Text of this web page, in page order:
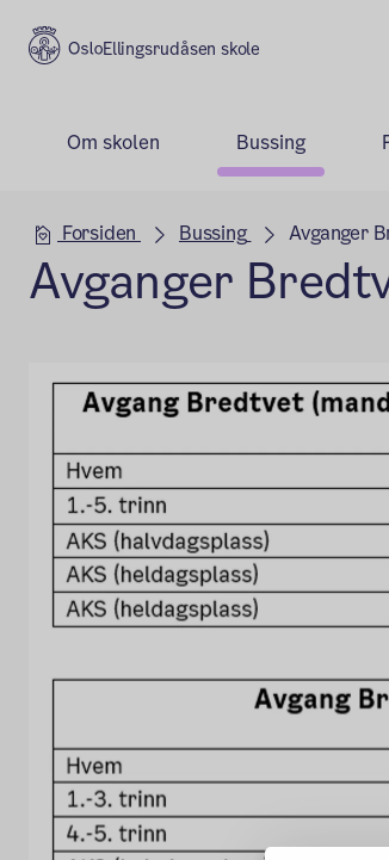
Ellingsrudåsen skole
Om skolen Bussing
Hovedseksjon
Forsiden Bussing Avganger
Avganger